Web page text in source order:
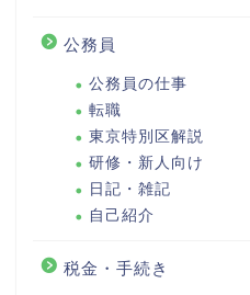
公務員
公務員の仕事
転職
東京特別区解説
研修・新人向け
日記・雑記
自己紹介
税金・手続き